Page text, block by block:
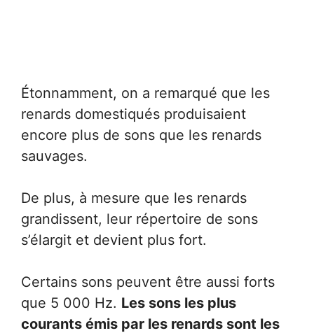
Étonnamment, on a remarqué que les
renards domestiqués produisaient
encore plus de sons que les renards
sauvages.
De plus, à mesure que les renards
grandissent, leur répertoire de sons
s’élargit et devient plus fort.
Certains sons peuvent être aussi forts
que 5 000 Hz. Les sons les plus
courants émis par les renards sont les